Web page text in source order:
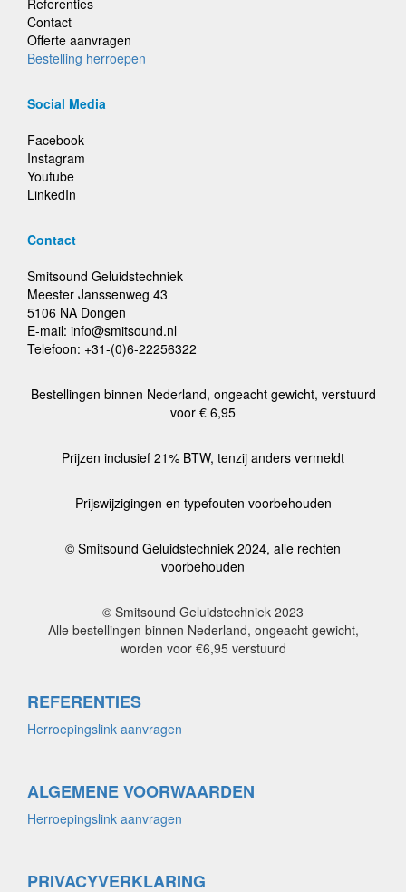
Referenties
Contact
Offerte aanvragen
Bestelling herroepen
Social Media
Facebook
Instagram
Youtube
LinkedIn
Contact
Smitsound Geluidstechniek
Meester Janssenweg 43
5106 NA Dongen
E-mail: info@smitsound.nl
Telefoon: +31-(0)6-22256322
Bestellingen binnen Nederland, ongeacht gewicht, verstuurd
voor € 6,95
Prijzen inclusief 21% BTW, tenzij anders vermeldt
Prijswijzigingen en typefouten voorbehouden
© Smitsound Geluidstechniek 2024, alle rechten
voorbehouden
© Smitsound Geluidstechniek 2023
Alle bestellingen binnen Nederland, ongeacht gewicht,
worden voor €6,95 verstuurd
REFERENTIES
Herroepingslink aanvragen
ALGEMENE VOORWAARDEN
Herroepingslink aanvragen
PRIVACYVERKLARING